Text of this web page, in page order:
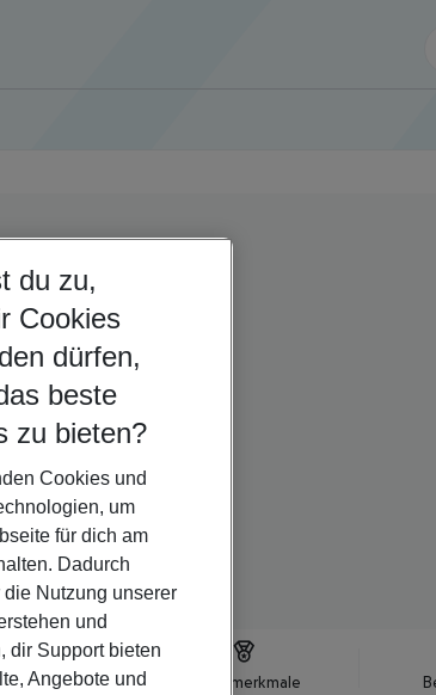
Hotelmerkmale
du zu,
Cookies
dürfen,
beste
zu bieten?
Cookies und
um
für dich am
Dadurch
die Nutzung unserer
und
dir Support bieten
Angebote und